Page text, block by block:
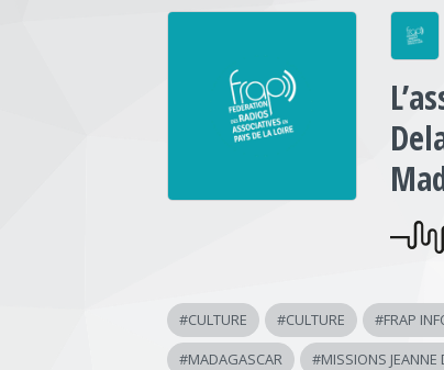
#CULTURE #CULTURE #FRAP
#MADAGASCAR #MISSIONS JEANNE